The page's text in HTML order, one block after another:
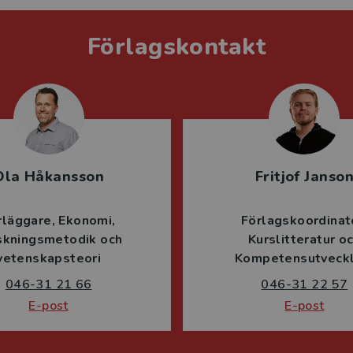
Förlagskontakt
Håkansson
Ekonomi
och
046-31 21 66
E-post
Fritjof Janson
Kurslitteratur
046-31 22 57
E-post